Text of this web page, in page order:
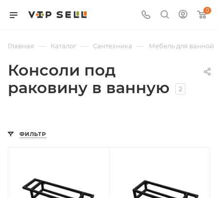
0
Главная — Каталог — Сантехника — Мебель для ванной
Консоли под
раковину в ванную
2
ФИЛЬТР